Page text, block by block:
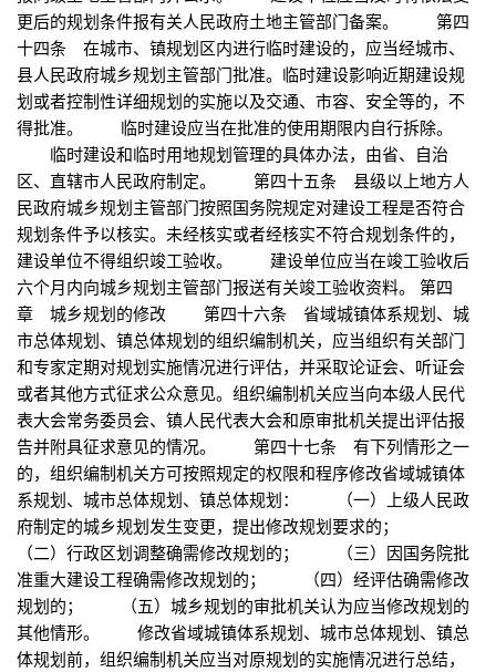
更后的规划条件报有关人民政府土地主管部门备案。 第四
十四条 在城市、镇规划区内进行临时建设的，应当经城市、
县人民政府城乡规划主管部门批准。临时建设影响近期建设规
划或者控制性详细规划的实施以及交通、市容、安全等的，不
得批准。 临时建设应当在批准的使用期限内自行拆除。
临时建设和临时用地规划管理的具体办法，由省、自治
区、直辖市人民政府制定。 第四十五条 县级以上地方人
民政府城乡规划主管部门按照国务院规定对建设工程是否符合
规划条件予以核实。未经核实或者经核实不符合规划条件的，
建设单位不得组织竣工验收。 建设单位应当在竣工验收后
六个月内向城乡规划主管部门报送有关竣工验收资料。 第四
章 城乡规划的修改 第四十六条 省域城镇体系规划、城
市总体规划、镇总体规划的组织编制机关，应当组织有关部门
和专家定期对规划实施情况进行评估，并采取论证会、听证会
或者其他方式征求公众意见。组织编制机关应当向本级人民代
表大会常务委员会、镇人民代表大会和原审批机关提出评估报
告并附具征求意见的情况。 第四十七条 有下列情形之一
的，组织编制机关方可按照规定的权限和程序修改省域城镇体
系规划、城市总体规划、镇总体规划： （一）上级人民政
府制定的城乡规划发生变更，提出修改规划要求的；
（二）行政区划调整确需修改规划的； （三）因国务院批
准重大建设工程确需修改规划的； （四）经评估确需修改
规划的； （五）城乡规划的审批机关认为应当修改规划的
其他情形。 修改省域城镇体系规划、城市总体规划、镇总
体规划前，组织编制机关应当对原规划的实施情况进行总结，